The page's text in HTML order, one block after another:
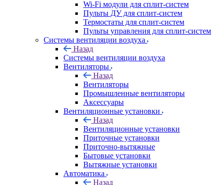
Wi-Fi модули для сплит-систем
Пульты ДУ для сплит-систем
Термостаты для сплит-систем
Пульты управления для сплит-систем
Системы вентиляции воздуха
Назад
Системы вентиляции воздуха
Вентиляторы
Назад
Вентиляторы
Промышленные вентиляторы
Аксессуары
Вентиляционные установки
Назад
Вентиляционные установки
Приточные установки
Приточно-вытяжные
Бытовые установки
Вытяжные установки
Автоматика
Назад